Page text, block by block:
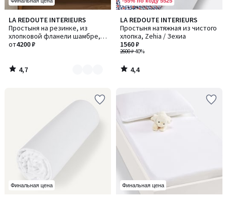
LA REDOUTE INTERIEURS
Простыня на резинке, из
хлопковой фланели шамбре,
высота бортика 30 см, Clara /
от4200 ₽
4,7
/ 5
Количество
цветов:
2
4,7
/
LA REDOUTE INTERIEURS
Простыня натяжная из чистого
хлопка, Zehia / Зехиа
2600 ₽-40%
1560 ₽
4,4
/ 5
4,4
/
Финальная цена Финальная цена